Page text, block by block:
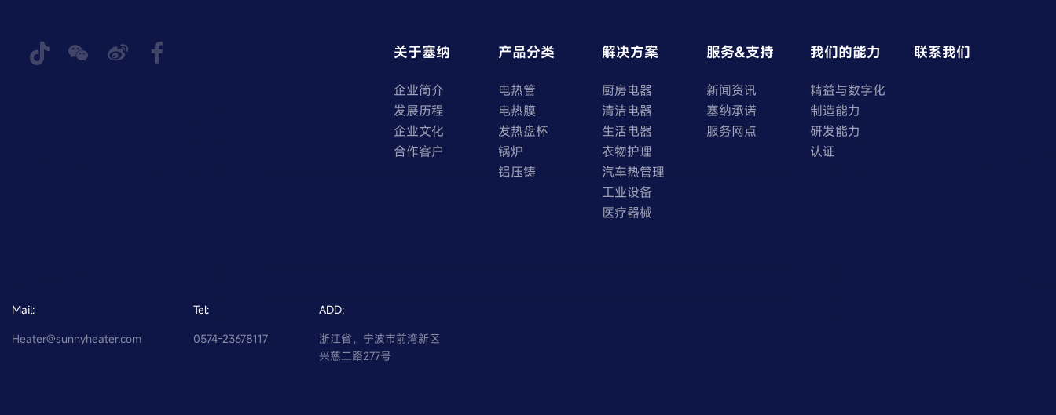
关于塞纳
企业简介
发展历程
企业文化
合作客户
产品分类
电热管
电热膜
发热盘杯
锅炉
铝压铸
解决方案
厨房电器
清洁电器
生活电器
衣物护理
汽车热管理
工业设备
医疗器械
服务&支持
新闻资讯
塞纳承诺
服务网点
我们的能力
精益与数字化
制造能力
研发能力
认证
联系我们
Mail:
Heater@sunnyheater.com
Tel:
0574-23678117
ADD:
浙江省，宁波市前湾新区
兴慈二路277号